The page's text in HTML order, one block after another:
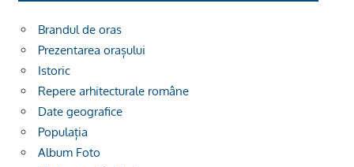
Brandul de oras
Prezentarea orașului
Istoric
Repere arhitecturale române
Date geografice
Populația
Album Foto